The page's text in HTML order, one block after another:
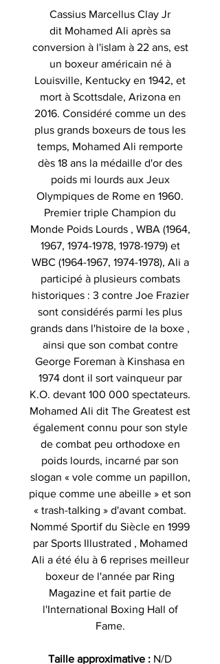
Cassius Marcellus Clay Jr
dit Mohamed Ali après sa
conversion à l'islam à 22 ans, est
un boxeur américain né à
Louisville, Kentucky en 1942, et
mort à Scottsdale, Arizona en
2016. Considéré comme un des
plus grands boxeurs de tous les
temps, Mohamed Ali remporte
dès 18 ans la médaille d'or des
poids mi lourds aux Jeux
Olympiques de Rome en 1960.
Premier triple Champion du
Monde Poids Lourds , WBA (1964,
1967, 1974-1978, 1978-1979) et
WBC (1964-1967, 1974-1978), Ali a
participé à plusieurs combats
historiques : 3 contre Joe Frazier
sont considérés parmi les plus
grands dans l'histoire de la boxe ,
ainsi que son combat contre
George Foreman à Kinshasa en
1974 dont il sort vainqueur par
K.O. devant 100 000 spectateurs.
Mohamed Ali dit The Greatest est
également connu pour son style
de combat peu orthodoxe en
poids lourds, incarné par son
slogan « vole comme un papillon,
pique comme une abeille » et son
« trash-talking » d'avant combat.
Nommé Sportif du Siècle en 1999
par Sports Illustrated , Mohamed
Ali a été élu à 6 reprises meilleur
boxeur de l'année par Ring
Magazine et fait partie de
l'International Boxing Hall of
Fame.
Taille approximative : N/D